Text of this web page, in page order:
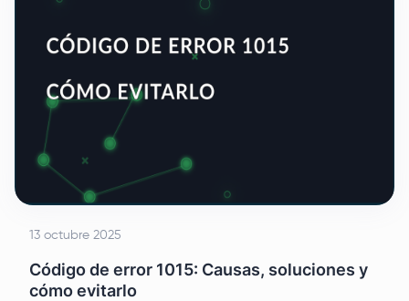
13 octubre 2025
Código de error 1015: Causas, soluciones y
cómo evitarlo